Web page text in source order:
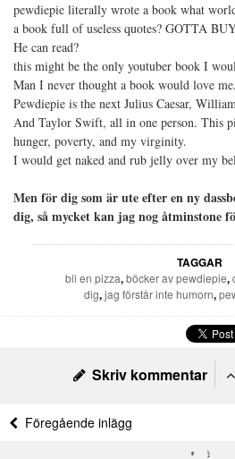
pewdiepie literally wrote a book what
a book full of useless quotes? GOTTA
He can read?
this might be the only youtuber book I
Man I never thought a book would love me.
Pewdiepie is the next Julius Caesar,
And Taylor Swift, all in one person. This
hunger, poverty, and my virginity.
I would get naked and rub jelly over my
Men för dig som är ute efter en ny
dig, så mycket kan jag nog åtminstone
TAGGAR
bli en pizza,böcker av pewdiepie,
dig,jag förstår inte humorn,
Skriv kommentar
Föregående inlägg